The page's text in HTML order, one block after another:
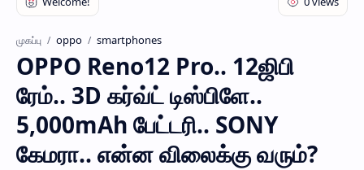
Hidden Menu
Hidden Menu
முகப்பு oppo smartphones
OPPO Reno12 Pro.. 12ஜிபி
ரேம்.. 3D கர்வ்ட் டிஸ்பிளே..
5,000mAh பேட்டரி.. SONY
கேமரா.. என்ன விலைக்கு வரும்?